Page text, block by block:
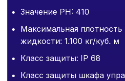
Значение PH: 410
Максимальная
жидкости: 1.100 кг/куб. м
Класс защиты: IP 68
Класс защиты шкафа